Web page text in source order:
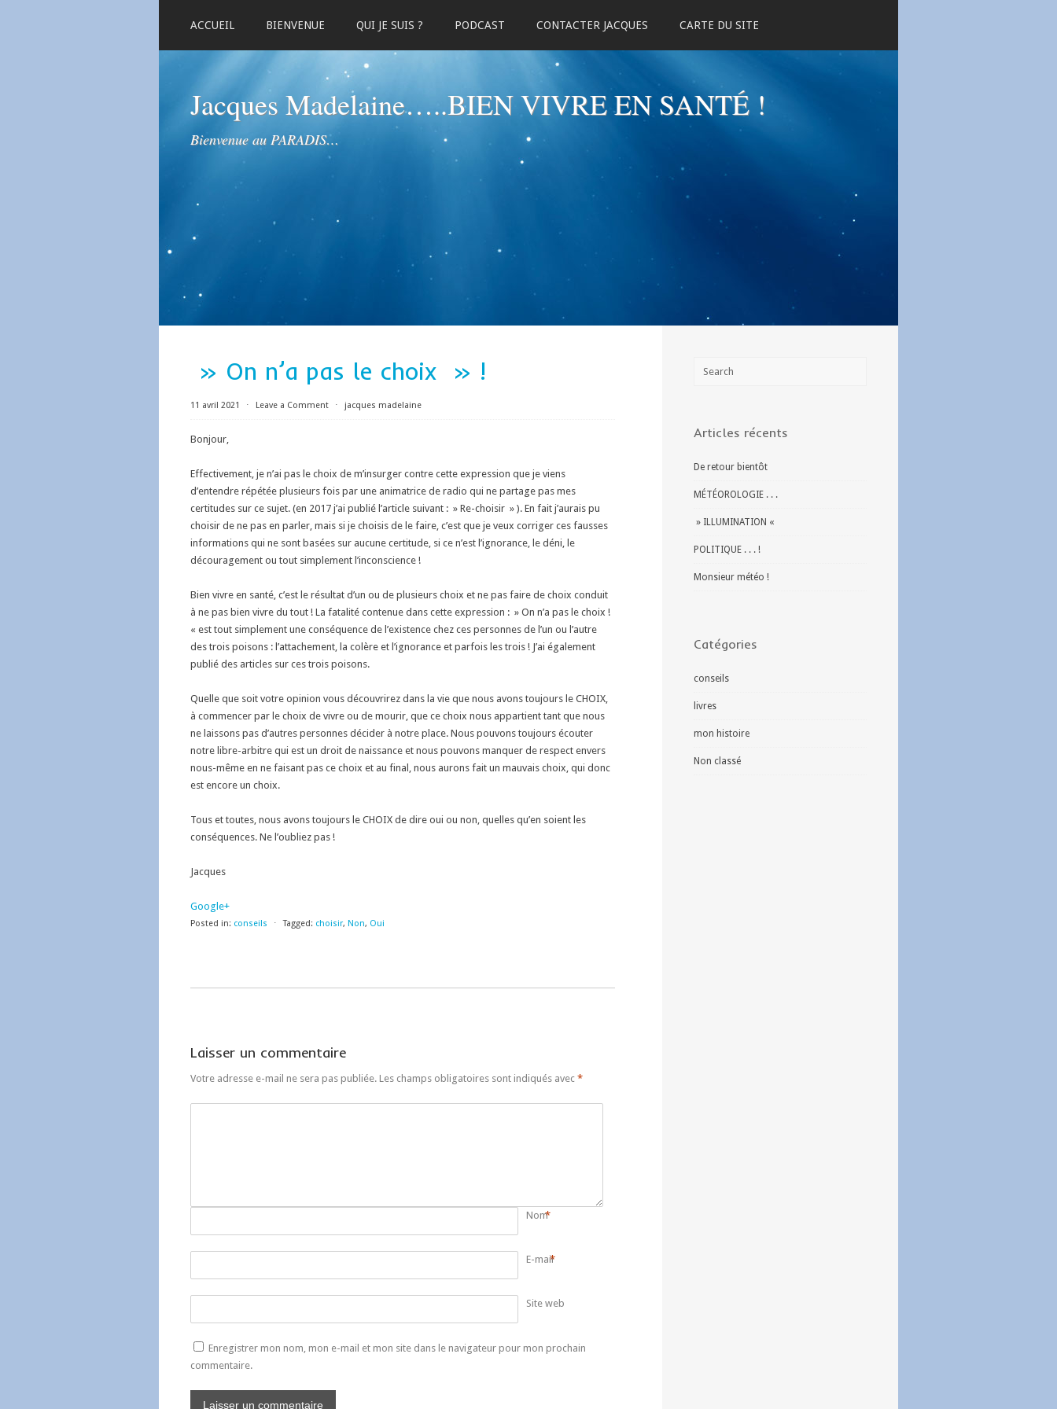
ACCUEIL BIENVENUE QUI JE SUIS ? PODCAST CONTACTER JACQUES CARTE DU SITE
Jacques Madelaine…..BIEN VIVRE EN SANTÉ !
Bienvenue au PARADIS…
» On n’a pas le choix » !
11 avril 2021 ⋅ Leave a Comment ⋅ jacques madelaine
Bonjour,
Effectivement, je n’ai pas le choix de m’insurger contre cette expression que je viens
d’entendre répétée plusieurs fois par une animatrice de radio qui ne partage pas mes
certitudes sur ce sujet. (en 2017 j’ai publié l’article suivant : » Re-choisir » ). En fait j’aurais pu
choisir de ne pas en parler, mais si je choisis de le faire, c’est que je veux corriger ces fausses
informations qui ne sont basées sur aucune certitude, si ce n’est l’ignorance, le déni, le
découragement ou tout simplement l’inconscience !
Bien vivre en santé, c’est le résultat d’un ou de plusieurs choix et ne pas faire de choix conduit
à ne pas bien vivre du tout ! La fatalité contenue dans cette expression : » On n’a pas le choix !
« est tout simplement une conséquence de l’existence chez ces personnes de l’un ou l’autre
des trois poisons : l’attachement, la colère et l’ignorance et parfois les trois ! J’ai également
publié des articles sur ces trois poisons.
Quelle que soit votre opinion vous découvrirez dans la vie que nous avons toujours le CHOIX,
à commencer par le choix de vivre ou de mourir, que ce choix nous appartient tant que nous
ne laissons pas d’autres personnes décider à notre place. Nous pouvons toujours écouter
notre libre-arbitre qui est un droit de naissance et nous pouvons manquer de respect envers
nous-même en ne faisant pas ce choix et au final, nous aurons fait un mauvais choix, qui donc
est encore un choix.
Tous et toutes, nous avons toujours le CHOIX de dire oui ou non, quelles qu’en soient les
conséquences. Ne l’oubliez pas !
Jacques
Google+
Posted in: conseils ⋅ Tagged: choisir, Non, Oui
Laisser un commentaire
Votre adresse e-mail ne sera pas publiée. Les champs obligatoires sont indiqués avec *
Nom*
E-mail*
Site web
Enregistrer mon nom, mon e-mail et mon site dans le navigateur pour mon prochain
commentaire.
Articles récents
De retour bientôt
MÉTÉOROLOGIE . . .
» ILLUMINATION «
POLITIQUE . . . !
Monsieur météo !
Catégories
conseils
livres
mon histoire
Non classé